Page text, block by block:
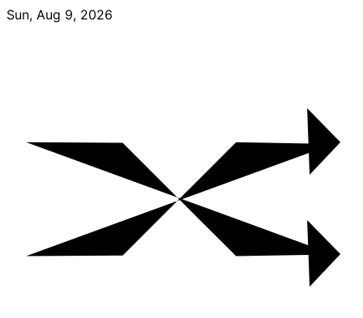
Skip
Sun, Aug 9, 2026